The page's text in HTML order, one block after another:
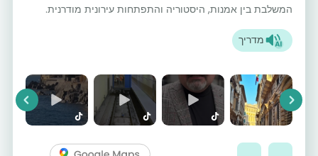
המשלבת בין אמנות, היסטוריה והתפתחות עירונית מודרנית.
מדריך
Next